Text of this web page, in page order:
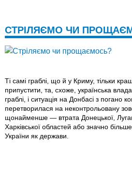
СТРІЛЯЄМО ЧИ
Ті самі граблі, що й у Криму, тільки
припустити, та, схоже, українська
граблі, і ситуація на Донбасі з погано
перетворилася на неконтрольовану
щонайменше — втрата Донецької,
Харківської областей або значно
України як держави.